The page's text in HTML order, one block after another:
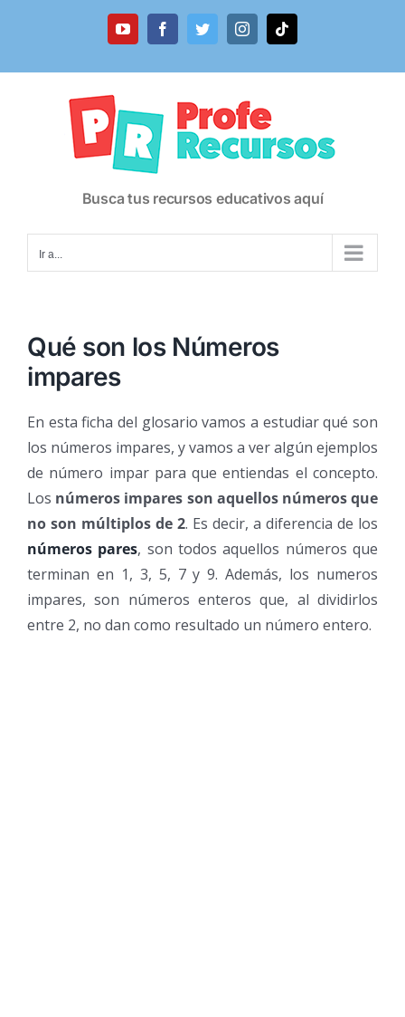
YouTubeFacebookTwitterInstagramTiktok
Busca tus recursos educativos aquí
Ir a...
Qué son los Números
impares
En esta ficha del glosario vamos a estudiar qué son
los números impares, y vamos a ver algún ejemplos
de número impar para que entiendas el concepto.
Los números impares son aquellos números que
no son múltiplos de 2. Es decir, a diferencia de los
números pares, son todos aquellos números que
terminan en 1, 3, 5, 7 y 9. Además, los numeros
impares, son números enteros que, al dividirlos
entre 2, no dan como resultado un número entero.